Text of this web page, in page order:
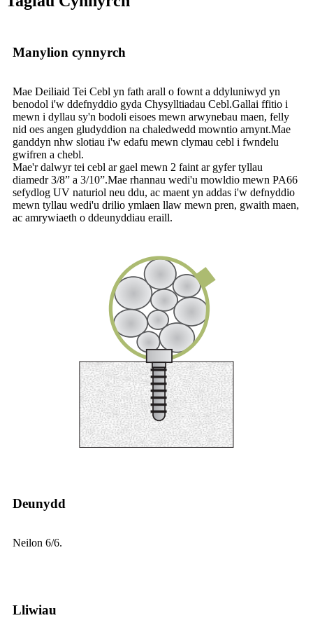
Manylion cynnyrch
Mae Deiliaid Tei Cebl yn fath arall o fownt a ddyluniwyd yn
benodol i'w ddefnyddio gyda Chysylltiadau Cebl.Gallai ffitio i
mewn i dyllau sy'n bodoli eisoes mewn arwynebau maen, felly
nid oes angen gludyddion na chaledwedd mowntio arnynt.Mae
ganddyn nhw slotiau i'w edafu mewn clymau cebl i fwndelu
gwifren a chebl.
Mae'r dalwyr tei cebl ar gael mewn 2 faint ar gyfer tyllau
diamedr 3/8” a 3/10”.Mae rhannau wedi'u mowldio mewn PA66
sefydlog UV naturiol neu ddu, ac maent yn addas i'w defnyddio
mewn tyllau wedi'u drilio ymlaen llaw mewn pren, gwaith maen,
ac amrywiaeth o ddeunyddiau eraill.
Deunydd
Neilon 6/6.
Lliwiau